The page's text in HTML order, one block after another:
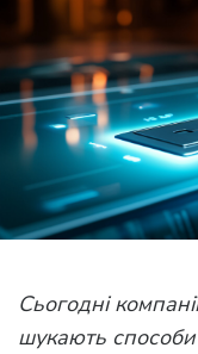
Сьогодні
шукають